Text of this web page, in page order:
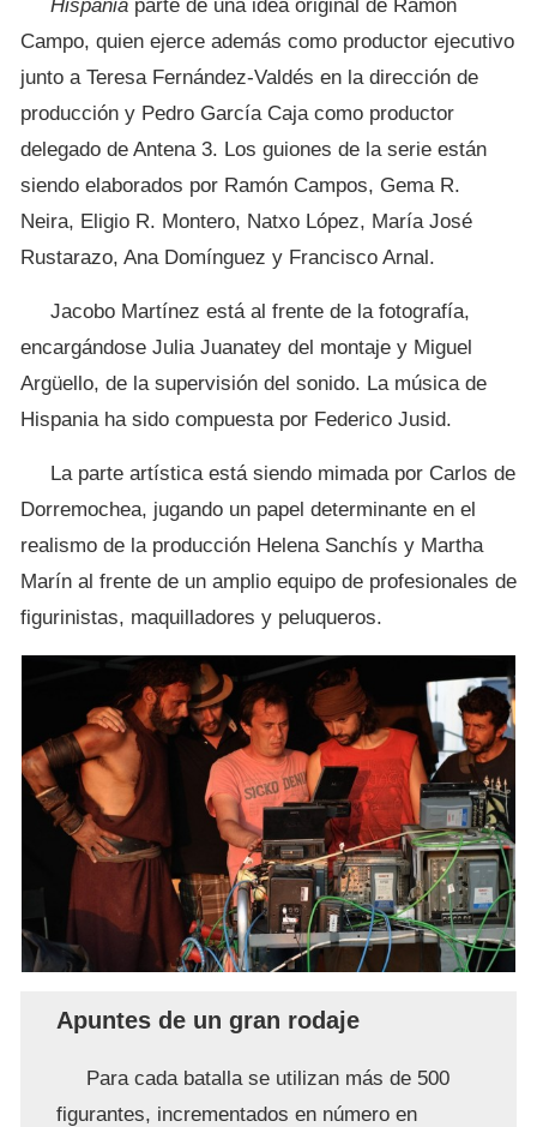
Hispania parte de una idea original de Ramón
Campo, quien ejerce además como productor ejecutivo
junto a Teresa Fernández-Valdés en la dirección de
producción y Pedro García Caja como productor
delegado de Antena 3. Los guiones de la serie están
siendo elaborados por Ramón Campos, Gema R.
Neira, Eligio R. Montero, Natxo López, María José
Rustarazo, Ana Domínguez y Francisco Arnal.
Jacobo Martínez está al frente de la fotografía,
encargándose Julia Juanatey del montaje y Miguel
Argüello, de la supervisión del sonido. La música de
Hispania ha sido compuesta por Federico Jusid.
La parte artística está siendo mimada por Carlos de
Dorremochea, jugando un papel determinante en el
realismo de la producción Helena Sanchís y Martha
Marín al frente de un amplio equipo de profesionales de
figurinistas, maquilladores y peluqueros.
Apuntes de un gran rodaje
Para cada batalla se utilizan más de 500
figurantes, incrementados en número en